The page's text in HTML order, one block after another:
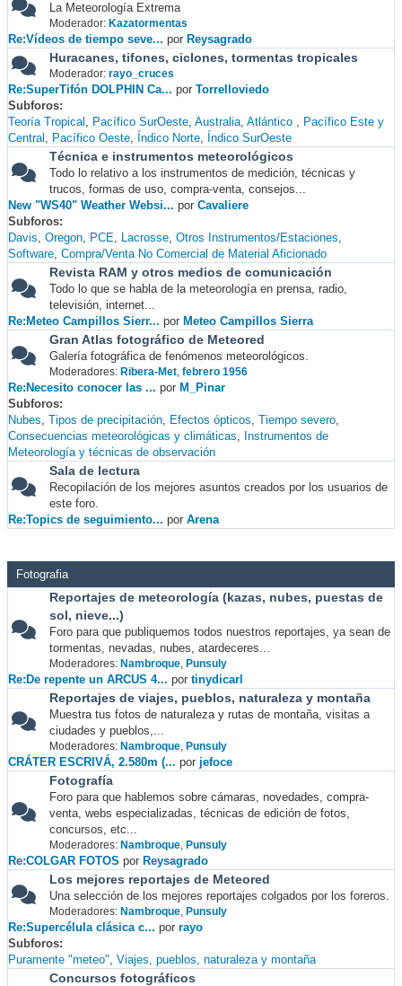
La Meteorología Extrema
Moderador: Kazatormentas
Re:Vídeos de tiempo seve... por Reysagrado
Huracanes, tifones, ciclones, tormentas tropicales
Moderador: rayo_cruces
Re:SuperTifón DOLPHIN Ca... por Torrelloviedo
Subforos
Teoría Tropical
Pacífico SurOeste Australia Atlántico
Pacífico Este y
Central
Pacífico Oeste Índico Norte Índico SurOeste
Técnica e instrumentos meteorológicos
Todo lo relativo a los instrumentos de medición, técnicas y
trucos, formas de uso, compra-venta, consejos...
New "WS40" Weather Websi... por Cavaliere
Subforos
Davis Oregon PCE Lacrosse Otros Instrumentos/Estaciones
Software Compra/Venta No Comercial de Material Aficionado
Revista RAM y otros medios de comunicación
Todo lo que se habla de la meteorología en prensa, radio,
televisión, internet...
Re:Meteo Campillos Sierr... por Meteo Campillos Sierra
Gran Atlas fotográfico de Meteored
Galería fotográfica de fenómenos meteorológicos.
Moderadores: Ribera-Met, febrero 1956
Re:Necesito conocer las ... por M_Pinar
Subforos
Nubes Tipos de precipitación Efectos ópticos Tiempo severo
Consecuencias meteorológicas y climáticas
Instrumentos de
Meteorología y técnicas de observación
Sala de lectura
Recopilación de los mejores asuntos creados por los usuarios de
este foro.
Re:Topics de seguimiento... por Arena
Fotografia
Reportajes de meteorología (kazas, nubes, puestas de
sol, nieve...)
Foro para que publiquemos todos nuestros reportajes, ya sean de
tormentas, nevadas, nubes, atardeceres...
Moderadores: Nambroque, Punsuly
Re:De repente un ARCUS 4... por tinydicarl
Reportajes de viajes, pueblos, naturaleza y montaña
Muestra tus fotos de naturaleza y rutas de montaña, visitas a
ciudades y pueblos,...
Moderadores: Nambroque, Punsuly
CRÁTER ESCRIVÁ, 2.580m (... por jefoce
Fotografía
Foro para que hablemos sobre cámaras, novedades, compra-
venta, webs especializadas, técnicas de edición de fotos,
concursos, etc...
Moderadores: Nambroque, Punsuly
Re:COLGAR FOTOS por Reysagrado
Los mejores reportajes de Meteored
Una selección de los mejores reportajes colgados por los foreros.
Moderadores: Nambroque, Punsuly
Re:Supercélula clásica c... por rayo
Subforos
Puramente "meteo" Viajes, pueblos, naturaleza y montaña
Concursos fotográficos